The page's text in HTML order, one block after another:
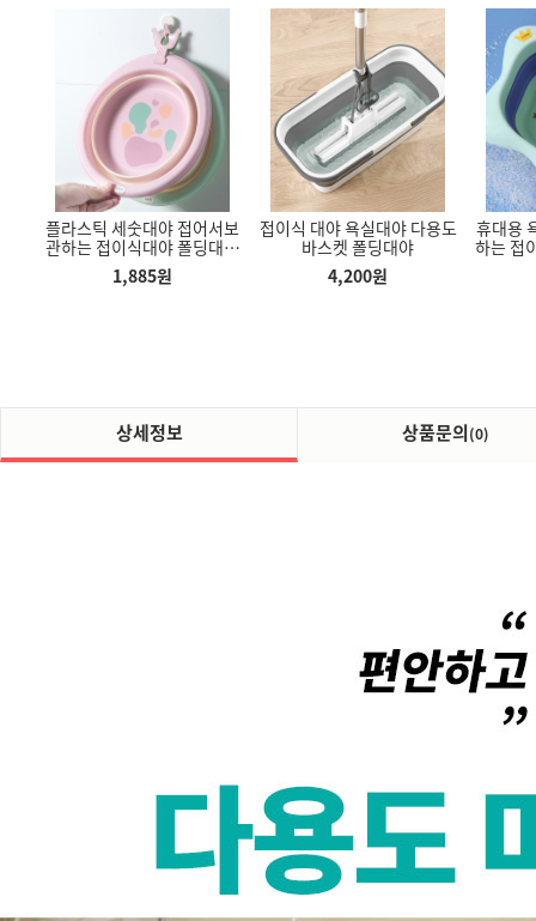
플라스틱 세숫대야 접어서보
관하는 접이식대야 폴딩대야
휴대용 세수대야 욕실대야 대
야 - 왕관
1,885원
접이식 대야 욕실대야 다용도
바스켓 폴딩대야
4,200원
휴대용
하는 접
우치 휴대용
커버 파우치
다용도 모니터 받침대 키보드
수납공간 서랍형 모니터 받침
헬스 손목보호대 웨이트 턱걸
이 풀업 역도 스트랩 밴드 보
호대 2개세트
상세정보 상품문의(0)